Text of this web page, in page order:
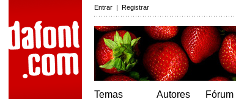
Entrar | Registrar
Temas
Autores
Fórum